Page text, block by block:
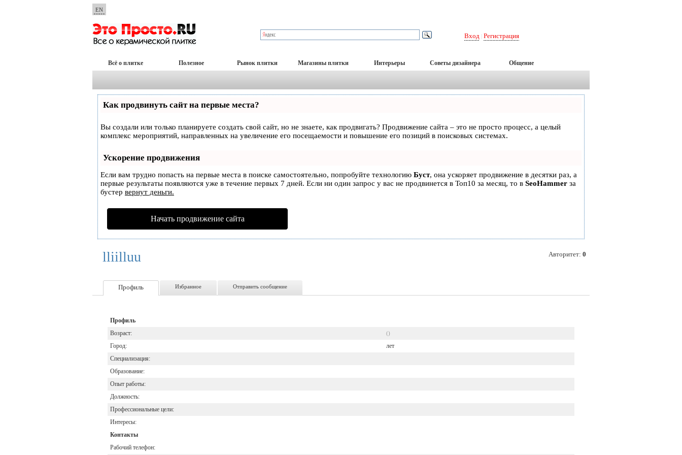
EN
Вход Регистрация
Всё о плитке Полезное Рынок плитки Магазины плитки Интерьеры Советы дизайнера Общение
Как продвинуть сайт на первые места?
Вы создали или только планируете создать свой сайт, но не знаете, как продвигать? Продвижение сайта – это не просто процесс, а целый
комплекс мероприятий, направленных на увеличение его посещаемости и повышение его позиций в поисковых системах.
Ускорение продвижения
Если вам трудно попасть на первые места в поиске самостоятельно, попробуйте технологию Буст, она ускоряет продвижение в десятки раз, а
первые результаты появляются уже в течение первых 7 дней. Если ни один запрос у вас не продвинется в Топ10 за месяц, то в SeoHammer за
бустер вернут деньги.
Начать продвижение сайта
Авторитет: 0
lliilluu
Профиль Избранное Отправить сообщение
Профиль
Возраст:
()
Город:
лет
Специализация:
Образование:
Опыт работы:
Должность:
Профессиональные цели:
Интересы:
Контакты
Рабочий телефон: